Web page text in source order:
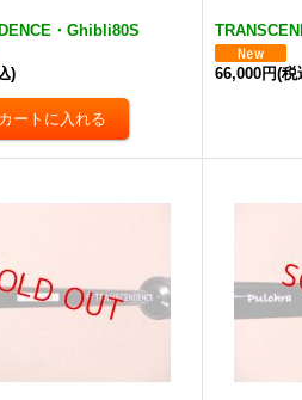
・Ghibli80S
) 66,000円(税